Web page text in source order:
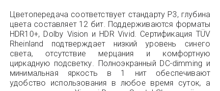
Цветопередача соответствует стандарту P3, глубина
цвета составляет 12 бит. Поддерживаются форматы
HDR10+, Dolby Vision и HDR Vivid. Сертификация TÜV
Rheinland подтверждает низкий уровень синего
света, отсутствие мерцания и комфортную
циркадную подсветку. Полноэкранный DC-dimming и
минимальная яркость в 1 нит обеспечивают
удобство использования в любое время суток, а